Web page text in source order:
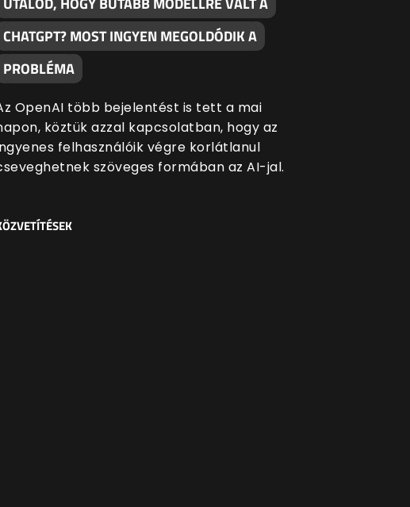
CHATGPT? MOST INGYEN MEGOLDÓDIK A
PROBLÉMA
OpenAI több bejelentést is tett a mai
köztük azzal kapcsolatban, hogy az
felhasználóik végre korlátlanul
szöveges formában az AI-jal.